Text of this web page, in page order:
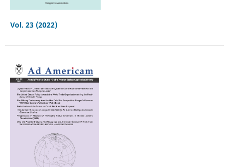
Vol. 23 (2022)